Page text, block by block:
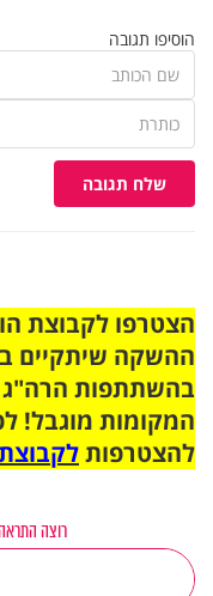
הוסיפו תגובה
שלח תגובה
ההשקה שיתקיים
בהשתתפות הרה"ג
המקומות מוגבל!
להצטרפות
רוצה